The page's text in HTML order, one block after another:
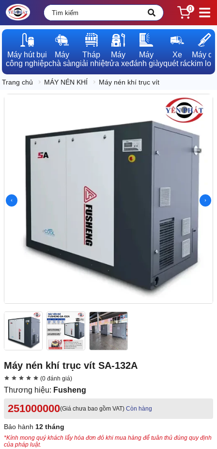
0
Máy hút bụi
công nghiệp
Máy
chà sàn
Tháp
giải nhiệt
Máy
rửa xe
Máy
đánh giày
Xe
quét rác
Máy dò
kim loại
Trang chủ MÁY NÉN KHÍ Máy nén khí trục vít
Máy nén khí trục vít SA-132A
(0 đánh giá)
Thương hiệu: Fusheng
251000000(Giá chưa bao gồm VAT) Còn hàng
Bảo hành 12 tháng
*Kính mong quý khách lấy hóa đơn đỏ khi mua hàng để tuân thủ đúng quy định
của pháp luật.